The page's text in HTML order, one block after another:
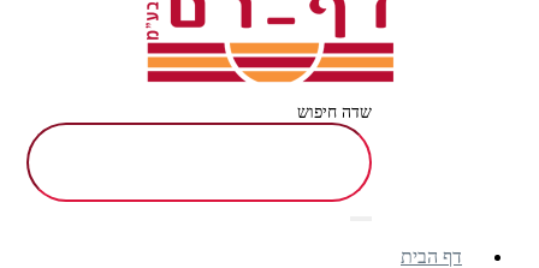
שדה חיפוש
דף הבית